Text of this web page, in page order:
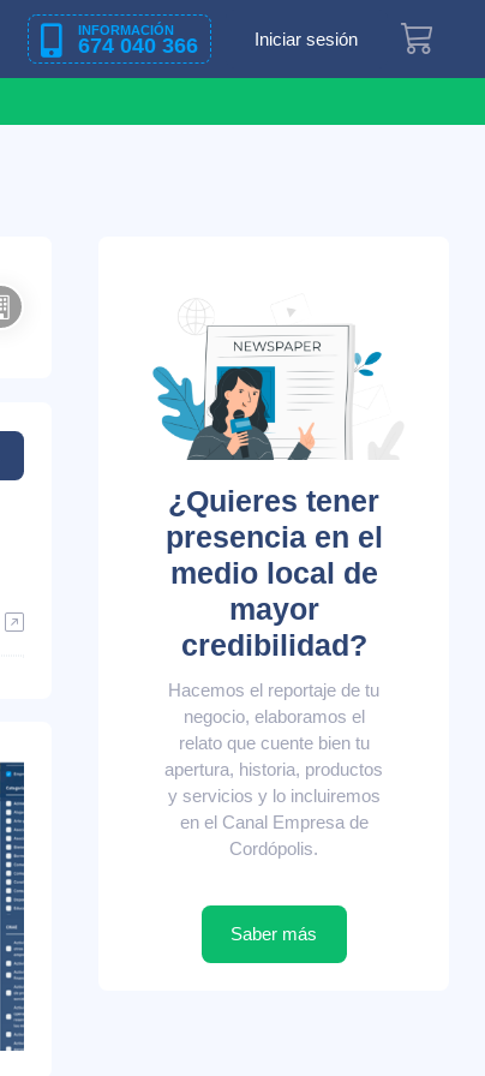
INFORMACIÓN
674 040 366 Iniciar sesión
¿Quieres tener
presencia en el
medio local de
mayor
credibilidad?
Hacemos el reportaje de tu
negocio, elaboramos el
relato que cuente bien tu
apertura, historia, productos
y servicios y lo incluiremos
en el Canal Empresa de
Cordópolis.
Saber más